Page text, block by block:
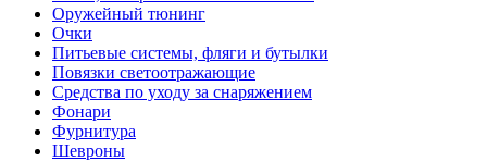
Оружейный тюнинг
Очки
Питьевые системы, фляги и бутылки
Повязки светоотражающие
Средства по уходу за снаряжением
Фонари
Фурнитура
Шевроны